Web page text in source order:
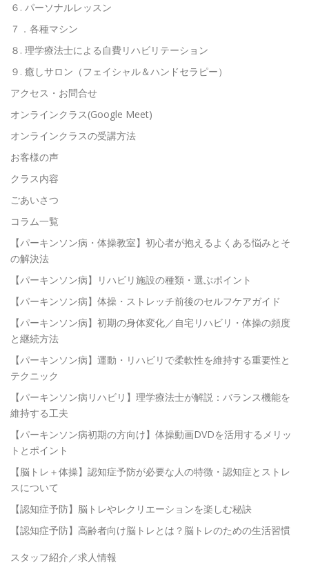
６. パーソナルレッスン
７．各種マシン
８. 理学療法士による自費リハビリテーション
９. 癒しサロン（フェイシャル＆ハンドセラピー）
アクセス・お問合せ
オンラインクラス(Google Meet)
オンラインクラスの受講方法
お客様の声
クラス内容
ごあいさつ
コラム一覧
【パーキンソン病・体操教室】初心者が抱えるよくある悩みとそ
の解決法
【パーキンソン病】リハビリ施設の種類・選ぶポイント
【パーキンソン病】体操・ストレッチ前後のセルフケアガイド
【パーキンソン病】初期の身体変化／自宅リハビリ・体操の頻度
と継続方法
【パーキンソン病】運動・リハビリで柔軟性を維持する重要性と
テクニック
【パーキンソン病リハビリ】理学療法士が解説：バランス機能を
維持する工夫
【パーキンソン病初期の方向け】体操動画DVDを活用するメリッ
トとポイント
【脳トレ＋体操】認知症予防が必要な人の特徴・認知症とストレ
スについて
【認知症予防】脳トレやレクリエーションを楽しむ秘訣
【認知症予防】高齢者向け脳トレとは？脳トレのための生活習慣
スタッフ紹介／求人情報